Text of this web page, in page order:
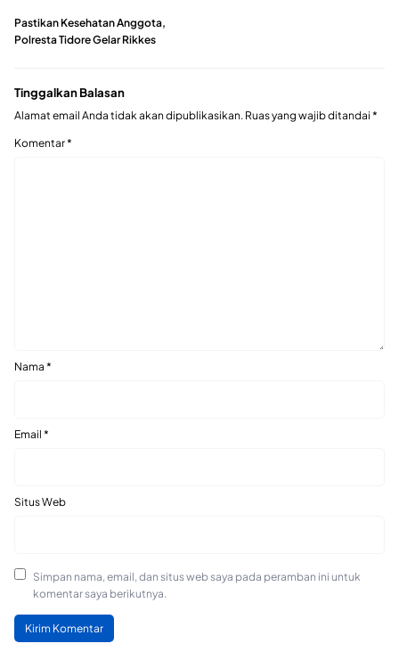
Pastikan Kesehatan Anggota,
Polresta Tidore Gelar Rikkes
Tinggalkan Balasan
Alamat email Anda tidak akan dipublikasikan. Ruas yang wajib ditandai *
Komentar*
Nama *
Email *
Situs Web
Simpan nama, email, dan situs web saya pada peramban ini untuk
komentar saya berikutnya.